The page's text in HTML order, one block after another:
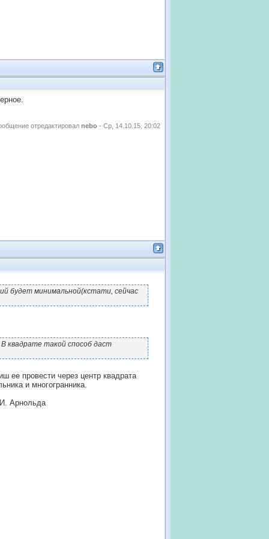
отредактировал nebo - Ср, 14.10.15, 20:02
будет минимальной(кстати, сейчас
квадрате такой способ даст
ее провести через центр квадрата
и многогранника.
Арнольда